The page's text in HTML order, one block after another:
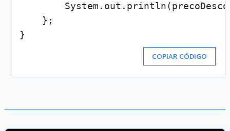
    };
COPIAR CÓDIGO